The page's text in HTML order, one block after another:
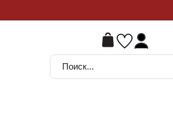
Поиск ...